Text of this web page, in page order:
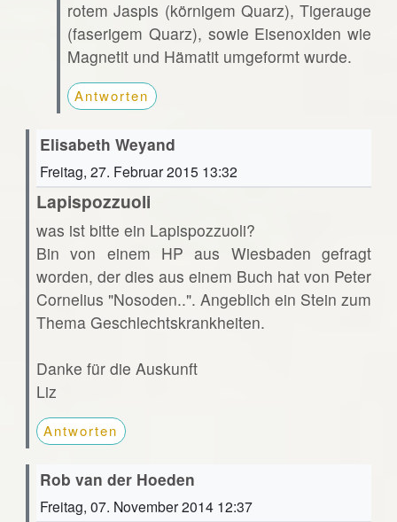
rotem Jaspis (körnigem Quarz), Tigerauge
(faserigem Quarz), sowie Eisenoxiden wie
Magnetit und Hämatit umgeformt wurde.
Antworten
Elisabeth Weyand
Freitag, 27. Februar 2015 13:32
Lapispozzuoli
was ist bitte ein Lapispozzuoli?
Bin von einem HP aus Wiesbaden gefragt
worden, der dies aus einem Buch hat von Peter
Cornelius "Nosoden..". Angeblich ein Stein zum
Thema Geschlechtskrankheiten.
Danke für die Auskunft
Liz
Antworten
Rob van der Hoeden
Freitag, 07. November 2014 12:37